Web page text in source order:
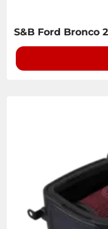
S&B Ford Bronco